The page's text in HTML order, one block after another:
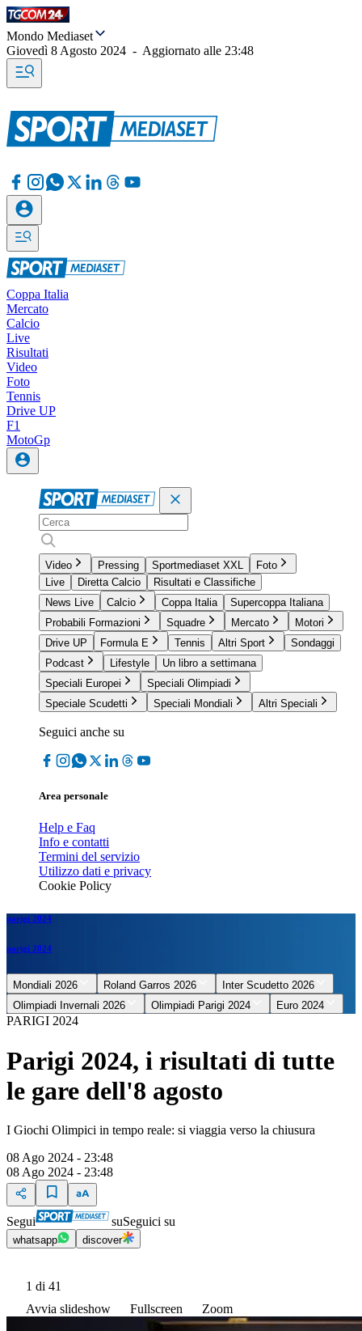
Mondo Mediaset
Giovedì 8 Agosto 2024 - Aggiornato alle 23:48
Coppa Italia
Mercato
Calcio
Live
Risultati
Video
Foto
Tennis
Drive UP
F1
MotoGp
Video Pressing Sportmediaset XXL
Foto
Live
Diretta Calcio
Risultati e Classifiche
News Live
Calcio Coppa Italia
Supercoppa Italiana
Probabili Formazioni
Squadre Mercato
Motori
Drive UP
Formula E Tennis Altri Sport
Sondaggi
Podcast
Lifestyle
Un libro a settimana
Speciali Europei
Speciali Olimpiadi
Speciale Scudetti
Speciali Mondiali Altri Speciali
Seguici anche su
Area personale
Help e Faq
Info e contatti
Termini del servizio
Utilizzo dati e privacy
Cookie Policy
parigi 2024
parigi 2024
Mondiali 2026 Roland Garros 2026
Inter Scudetto 2026
Olimpiadi Invernali 2026
Olimpiadi Parigi 2024 Euro 2024
PARIGI 2024
Parigi 2024, i risultati di tutte
le gare dell'8 agosto
I Giochi Olimpici in tempo reale: si viaggia verso la chiusura
08 Ago 2024 - 23:48
08 Ago 2024 - 23:48
Segui suSeguici su
whatsapp discover
1 di 41
Avvia slideshow
Fullscreen Zoom